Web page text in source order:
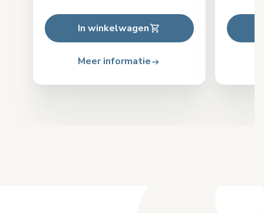
In winkelwagen
Meer informatie